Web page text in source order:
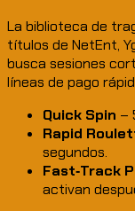
La biblioteca de
títulos de NetEnt,
busca sesiones
líneas de pago
Quick Spin –
Rapid
segundos.
Fast‑Track
activan